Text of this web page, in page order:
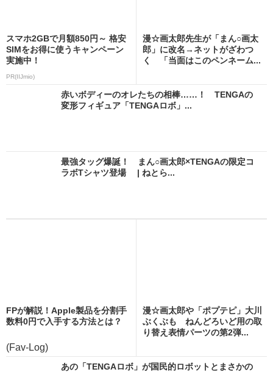
スマホ2GBで月額850円～ 格安
SIMをお得に使うキャンペーン
実施中！
PR(IIJmio)
漫☆画太郎先生が「まん○画太
郎」に改名→ネットがざわつ
く 「当面はこのペンネーム...
赤いボディーのオレたちの相棒……！ TENGAの
変形フィギュア「TENGAロボ」...
最強タッグ爆誕！ まん○画太郎×TENGAの限定コ
ラボTシャツ登場 | ねとら...
FPが解説！Apple製品を分割手
数料0円で入手する方法とは？
(Fav-Log)
漫☆画太郎や「ポプテピ」大川
ぶくぶも ねんどろいど用の取
り替え表情パーツの第2弾...
あの「TENGAロボ」が国民的ロボットとまさかの